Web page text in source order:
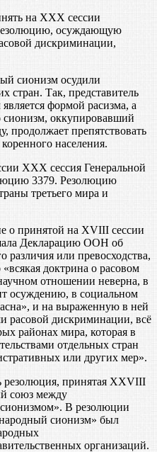
на XXX сессии
осуждающую
дискриминации,
сионизм осудили
стран. Так, представитель
формой расизма, а
сионизм, оккупировавший
продолжает препятствовать
населения.
XXX сессия Генеральной
3379. Резолюцию
третьего мира и
о принятой на XVIII сессии
Декларацию ООН об
различия или превосходства,
доктрина о расовом
отношении неверна, в
осуждению, в социальном
и на выраженную в ней
расовой дискриминации, всё
районах мира, которая в
отдельных стран
или других мер».
резолюция, принятая XXVIII
союз между
В резолюции
сионизм» был
организаций.